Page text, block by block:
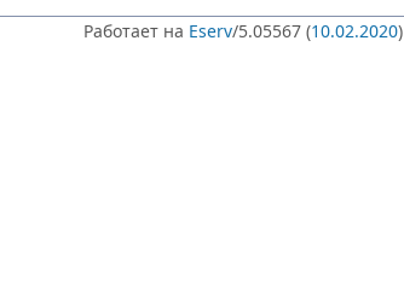
Работает на Eserv/5.05567 (10.02.2020)